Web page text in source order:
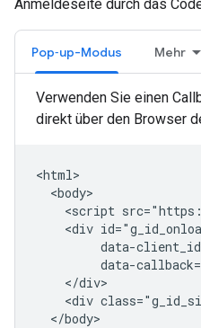
Anmeldeseite durch das
Pop‑up-Modus Mehr
Verwenden Sie einen
direkt über den Browser
<html>
  <body>
<script
<div
data-
data-
    </div>
<div
  </body>